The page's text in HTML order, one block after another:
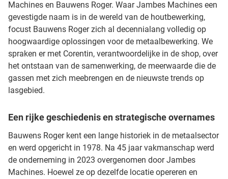
Machines en Bauwens Roger. Waar Jambes Machines een
gevestigde naam is in de wereld van de houtbewerking,
focust Bauwens Roger zich al decennialang volledig op
hoogwaardige oplossingen voor de metaalbewerking. We
spraken er met Corentin, verantwoordelijke in de shop, over
het ontstaan van de samenwerking, de meerwaarde die de
gassen met zich meebrengen en de nieuwste trends op
lasgebied.
Een rijke geschiedenis en strategische overnames
Bauwens Roger kent een lange historiek in de metaalsector
en werd opgericht in 1978. Na 45 jaar vakmanschap werd
de onderneming in 2023 overgenomen door Jambes
Machines. Hoewel ze op dezelfde locatie opereren en